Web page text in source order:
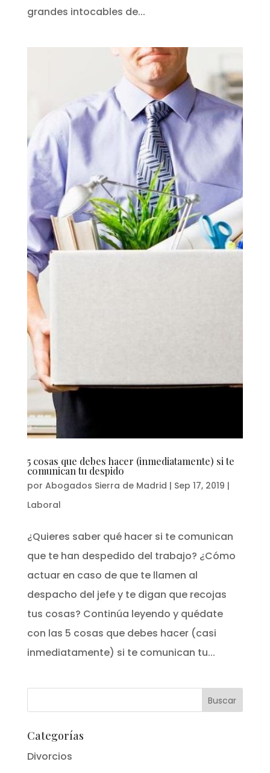
grandes intocables de...
5 cosas que debes hacer (inmediatamente) si te
comunican tu despido
por Abogados Sierra de Madrid | Sep 17, 2019 |
Laboral
¿Quieres saber qué hacer si te comunican
que te han despedido del trabajo? ¿Cómo
actuar en caso de que te llamen al
despacho del jefe y te digan que recojas
tus cosas? Continúa leyendo y quédate
con las 5 cosas que debes hacer (casi
inmediatamente) si te comunican tu...
Categorías
Divorcios